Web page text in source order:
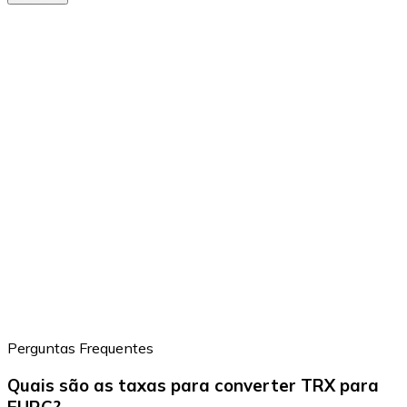
Perguntas Frequentes
Quais são as taxas para converter TRX para